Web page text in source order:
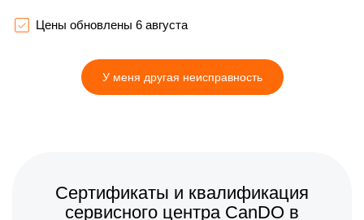
Настройка оптики,
фокусировки
1000 р
Цены обновлены 6 августа
У меня другая неисправность
Сертификаты и квалификация
сервисного центра CanDO в